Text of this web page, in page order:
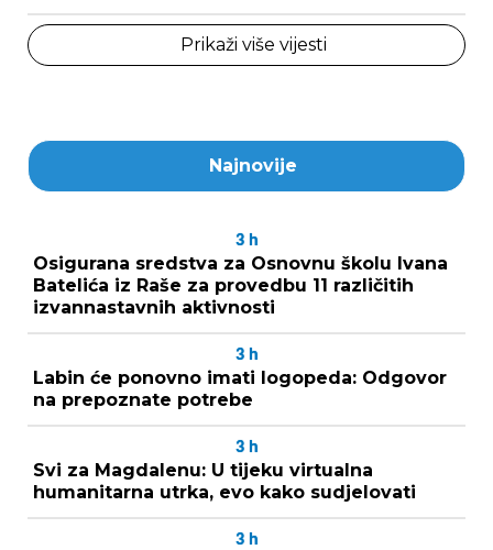
Prikaži više vijesti
Najnovije
3 h
Osigurana sredstva za Osnovnu školu Ivana
Batelića iz Raše za provedbu 11 različitih
izvannastavnih aktivnosti
3 h
Labin će ponovno imati logopeda: Odgovor
na prepoznate potrebe
3 h
Svi za Magdalenu: U tijeku virtualna
humanitarna utrka, evo kako sudjelovati
3 h